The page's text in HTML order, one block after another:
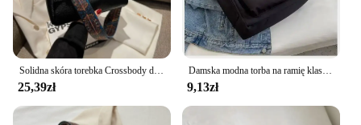
25,39zł
Damska modna torba na ramię klasa o dużej pojemności torba studencka 2024 nowa płócienna torebka dojazdowa torebka damska
9,13zł